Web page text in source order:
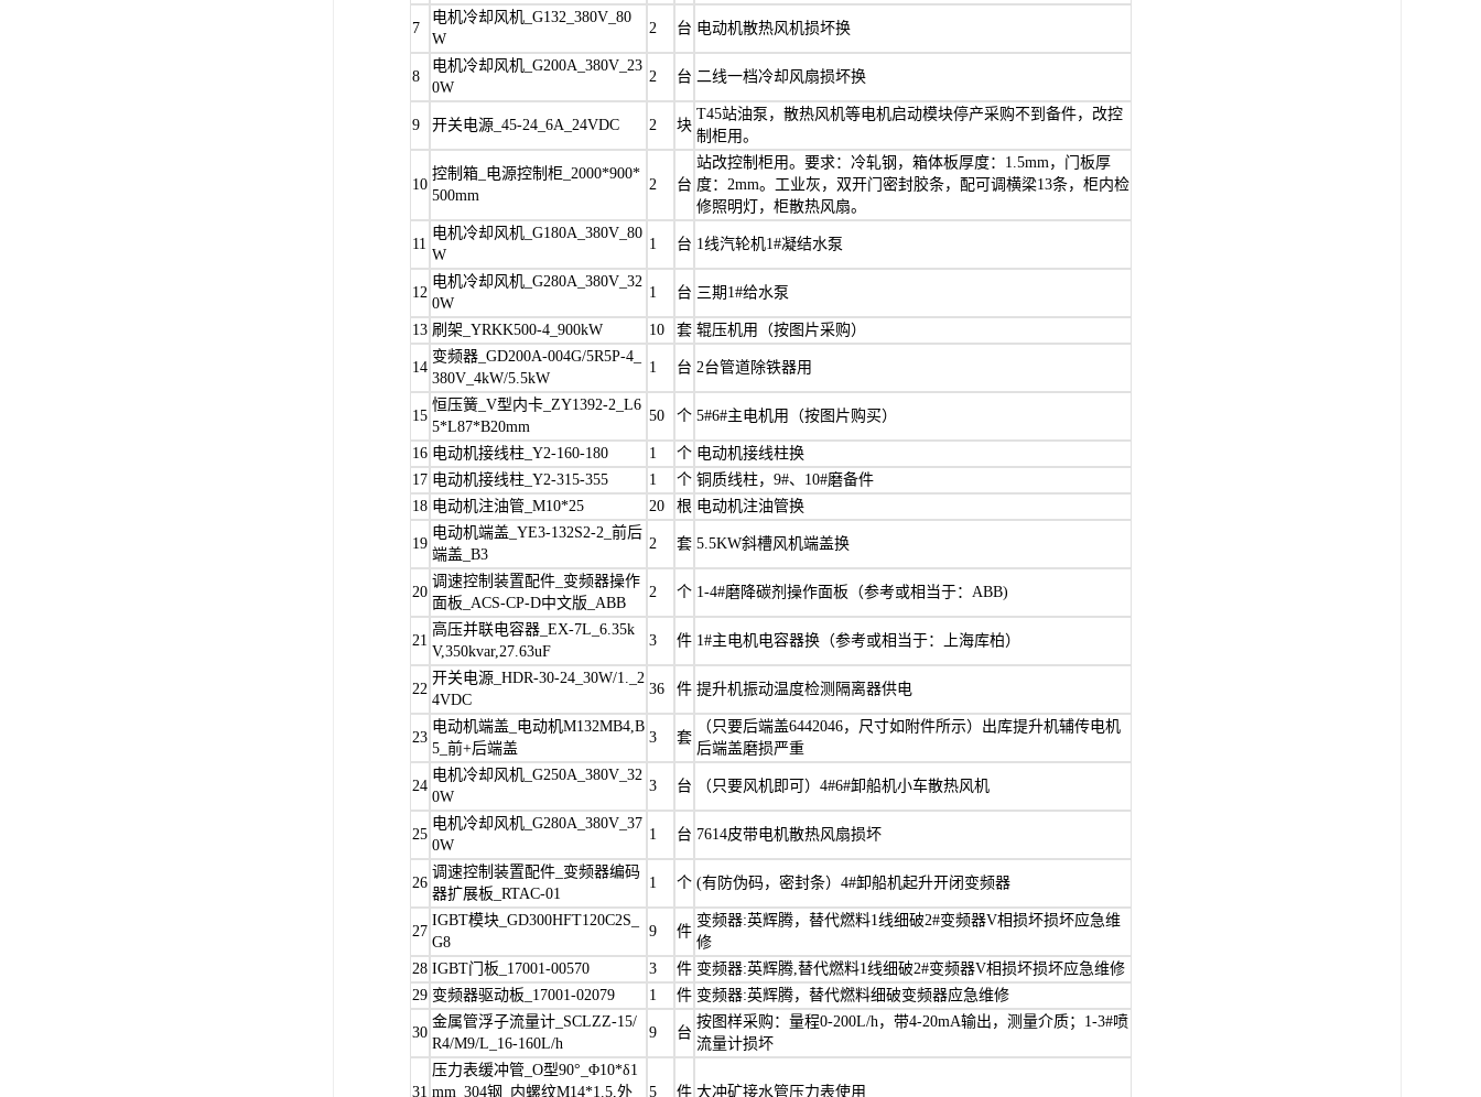
7
电机冷却风机_G132_380V_80
W
2 台 电动机散热风机损坏换
8
电机冷却风机_G200A_380V_23
0W
2 台 二线一档冷却风扇损坏换
9 开关电源_45-24_6A_24VDC 2 块
T45站油泵，散热风机等电机启动模块停产采购不到备件，改控
制柜用。
10
控制箱_电源控制柜_2000*900*
500mm
2 台
站改控制柜用。要求：冷轧钢，箱体板厚度：1.5mm，门板厚
度：2mm。工业灰，双开门密封胶条，配可调横梁13条，柜内检
修照明灯，柜散热风扇。
11
电机冷却风机_G180A_380V_80
W
1 台 1线汽轮机1#凝结水泵
12
电机冷却风机_G280A_380V_32
0W
1 台 三期1#给水泵
13 刷架_YRKK500-4_900kW 10 套 辊压机用（按图片采购）
14
变频器_GD200A-004G/5R5P-4_
380V_4kW/5.5kW
1 台 2台管道除铁器用
15
恒压簧_V型内卡_ZY1392-2_L6
5*L87*B20mm
50 个 5#6#主电机用（按图片购买）
16 电动机接线柱_Y2-160-180 1 个 电动机接线柱换
17 电动机接线柱_Y2-315-355 1 个 铜质线柱，9#、10#磨备件
18 电动机注油管_M10*25 20 根 电动机注油管换
19
电动机端盖_YE3-132S2-2_前后
端盖_B3
2 套 5.5KW斜槽风机端盖换
20
调速控制装置配件_变频器操作
面板_ACS-CP-D中文版_ABB
2 个 1-4#磨降碳剂操作面板（参考或相当于：ABB)
21
高压并联电容器_EX-7L_6.35k
V,350kvar,27.63uF
3 件 1#主电机电容器换（参考或相当于：上海库柏）
22
开关电源_HDR-30-24_30W/1._2
4VDC
36 件 提升机振动温度检测隔离器供电
23
电动机端盖_电动机M132MB4,B
5_前+后端盖
3 套
（只要后端盖6442046，尺寸如附件所示）出库提升机辅传电机
后端盖磨损严重
24
电机冷却风机_G250A_380V_32
0W
3 台 （只要风机即可）4#6#卸船机小车散热风机
25
电机冷却风机_G280A_380V_37
0W
1 台 7614皮带电机散热风扇损坏
26
调速控制装置配件_变频器编码
器扩展板_RTAC-01
1 个 (有防伪码，密封条）4#卸船机起升开闭变频器
27
IGBT模块_GD300HFT120C2S_
G8
9 件
变频器:英辉腾，替代燃料1线细破2#变频器V相损坏损坏应急维
修
28 IGBT门板_17001-00570 3 件 变频器:英辉腾,替代燃料1线细破2#变频器V相损坏损坏应急维修
29 变频器驱动板_17001-02079 1 件 变频器:英辉腾，替代燃料细破变频器应急维修
30
金属管浮子流量计_SCLZZ-15/
R4/M9/L_16-160L/h
9 台
按图样采购：量程0-200L/h，带4-20mA输出，测量介质；1-3#喷
流量计损坏
31
压力表缓冲管_O型90°_Φ10*δ1
mm_304钢_内螺纹M14*1.5,外
5 件 大冲矿接水管压力表使用